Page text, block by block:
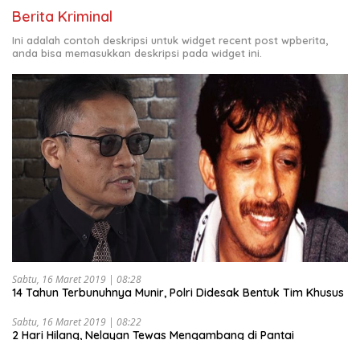
Berita Kriminal
Ini adalah contoh deskripsi untuk widget recent post wpberita,
anda bisa memasukkan deskripsi pada widget ini.
Sabtu, 16 Maret 2019 | 08:28
14 Tahun Terbunuhnya Munir, Polri Didesak Bentuk Tim Khusus
Sabtu, 16 Maret 2019 | 08:22
2 Hari Hilang, Nelayan Tewas Mengambang di Pantai